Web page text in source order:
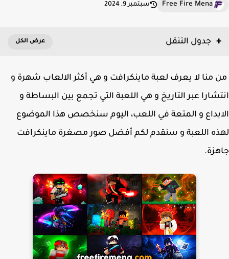
Free Fire Mena سبتمبر 9, 2024
جدول التنقل
منا لا يعرف لعبة ماينكرافت و هي أكثر الالعاب شهرة و
عبر التاريخ و هي اللعبة التي تجمع بين البساطة و
و المتعة في اللعب، اليوم سنخصص هذا الموضوع
اللعبة و سنقدم لكم أفضل صور مصغرة ماينكرافت